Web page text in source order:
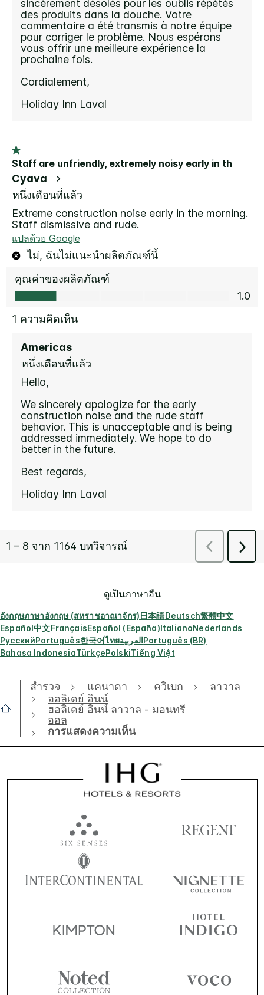
ดูเป็นภาษาอื่น
อังกฤษภาษาอังกฤษ (สหราชอาณาจักร)日本語Deutsch繁體中文
Español中文FrançaisEspañol (España)ItalianoNederlands
РусскийPortuguês한국어ไทยالعربيةPortuguês (BR)
Bahasa IndonesiaTürkçePolskiTiếng Việt
สำรวจ แคนาดา ควิเบก
ลาวาล
ฮอลิเดย์ อินน์
ฮอลิเดย์ อินน์ ลาวาล - มอนทรี
ออล
การแสดงความเห็น